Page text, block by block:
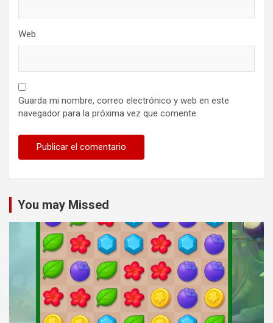
Web
Guarda mi nombre, correo electrónico y web en este
navegador para la próxima vez que comente.
You may Missed